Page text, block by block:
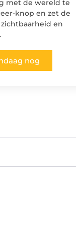
met de wereld te
knop en zet de
en
nog